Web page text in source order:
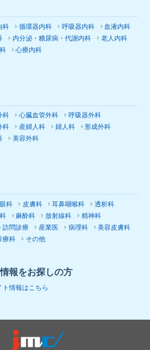
科 循環器内科 呼吸器内科
血液内科
内分泌・糖尿病・代謝内科
老人内科
心療内科
科 心臓血管外科
呼吸器外科
科 産婦人科 婦人科
形成外科
美容外科
眼科 皮膚科 耳鼻咽喉科
透析科
麻酔科 放射線科
精神科
訪問診療 産業医 病理科
美容皮膚科
療科 その他
報をお探しの方
ト情報はこちら